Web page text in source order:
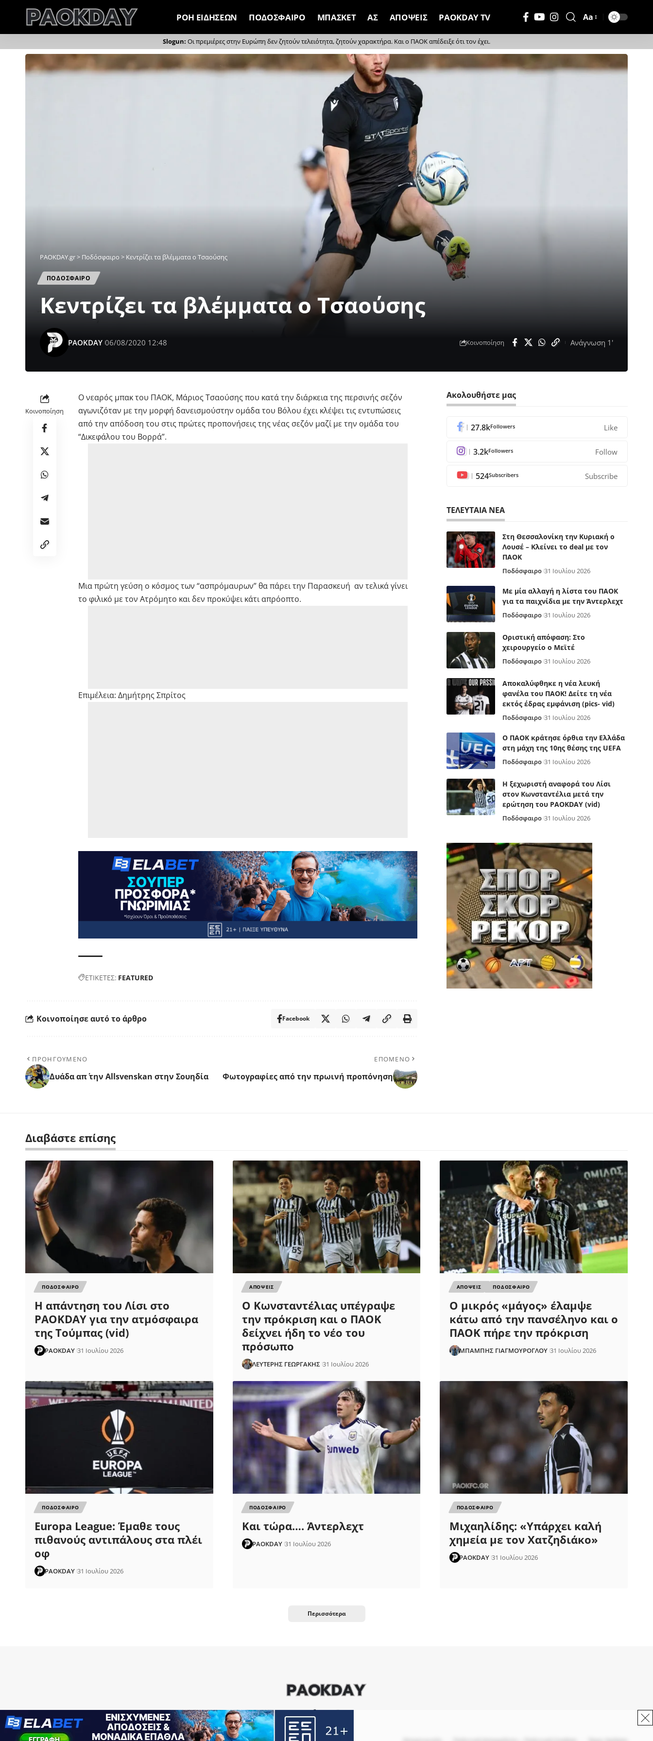
ΡΟΗ ΕΙΔΗΣΕΩΝ ΠΟΔΟΣΦΑΙΡΟ ΜΠΑΣΚΕΤ ΑΣ ΑΠΟΨΕΙΣ PAOKDAY TV
Μέγεθος
Γραμματοσειράς
Aa
Οι πρεμιέρες στην Ευρώπη δεν ζητούν τελειότητα, ζητούν χαρακτήρα. Και ο ΠΑΟΚ απέδειξε ότι τον έχει.
PAOKDAY.gr> Ποδόσφαιρο > Κεντρίζει τα βλέμματα ο Τσαούσης
ΠΟΔΟΣΦΑΙΡΟ
Κεντρίζει τα βλέμματα ο Τσαούσης
PAOKDAY 06/08/2020 12:48 Κοινοποίηση Ανάγνωση 1'
Κοινοποίηση
Ο νεαρός μπακ του ΠΑΟΚ, Μάριος Τσαούσης που κατά την διάρκεια της περσινής σεζόν
αγωνιζόταν με την μορφή δανεισμούστην ομάδα του Βόλου έχει κλέψει τις εντυπώσεις
από την απόδοση του στις πρώτες προπονήσεις της νέας σεζόν μαζί με την ομάδα του
“Δικεφάλου του Βορρά”.
Μια πρώτη γεύση ο κόσμος των “ασπρόμαυρων” θα πάρει την Παρασκευή αν τελικά γίνει
το φιλικό με τον Ατρόμητο και δεν προκύψει κάτι απρόοπτο.
Eπιμέλεια: Δημήτρης Σπρίτος
ΕΤΙΚΕΤΕΣ: FEATURED
Κοινοποίησε αυτό το άρθρο Facebook
ΠΡΟΗΓΟΥΜΕΝΟ
Δυάδα απ΄ την Allsvenskan στην Σουηδία
ΕΠΟΜΕΝΟ
Φωτογραφίες από την πρωινή προπόνηση
Ακολουθήστε μας
27.8kFollowers Like
3.2kFollowers Follow
524Subscribers Subscribe
ΤΕΛΕΥΤΑΙΑ ΝΕΑ
Στη Θεσσαλονίκη την Κυριακή ο
Λουσέ – Κλείνει το deal με τον
ΠΑΟΚ
Ποδόσφαιρο 31 Ιουλίου 2026
Με μία αλλαγή η λίστα του ΠΑΟΚ
για τα παιχνίδια με την Άντερλεχτ
Ποδόσφαιρο 31 Ιουλίου 2026
Οριστική απόφαση: Στο
χειρουργείο ο Μεϊτέ
Ποδόσφαιρο 31 Ιουλίου 2026
Αποκαλύφθηκε η νέα λευκή
φανέλα του ΠΑΟΚ! Δείτε τη νέα
εκτός έδρας εμφάνιση (pics- vid)
Ποδόσφαιρο 31 Ιουλίου 2026
Ο ΠΑΟΚ κράτησε όρθια την Ελλάδα
στη μάχη της 10ης θέσης της UEFA
Ποδόσφαιρο 31 Ιουλίου 2026
Η ξεχωριστή αναφορά του Λίσι
στον Κωνσταντέλια μετά την
ερώτηση του PAOKDAY (vid)
Ποδόσφαιρο 31 Ιουλίου 2026
Διαβάστε επίσης
ΠΟΔΟΣΦΑΙΡΟ
Η απάντηση του Λίσι στο
PAOKDAY για την ατμόσφαιρα
της Τούμπας (vid)
PAOKDAY 31 Ιουλίου 2026
ΑΠΟΨΕΙΣ
Ο Κωνσταντέλιας υπέγραψε
την πρόκριση και ο ΠΑΟΚ
δείχνει ήδη το νέο του
πρόσωπο
ΛΕΥΤΕΡΗΣ ΓΕΩΡΓΑΚΗΣ 31 Ιουλίου 2026
ΑΠΟΨΕΙΣ ΠΟΔΟΣΦΑΙΡΟ
Ο μικρός «μάγος» έλαμψε
κάτω από την πανσέληνο και ο
ΠΑΟΚ πήρε την πρόκριση
ΜΠΑΜΠΗΣ ΓΙΑΓΜΟΥΡΟΓΛΟΥ 31 Ιουλίου 2026
ΠΟΔΟΣΦΑΙΡΟ
Europa League: Έμαθε τους
πιθανούς αντιπάλους στα πλέι
οφ
PAOKDAY 31 Ιουλίου 2026
ΠΟΔΟΣΦΑΙΡΟ
Και τώρα…. Άντερλεχτ
PAOKDAY 31 Ιουλίου 2026
ΠΟΔΟΣΦΑΙΡΟ
Μιχαηλίδης: «Υπάρχει καλή
χημεία με τον Χατζηδιάκο»
PAOKDAY 31 Ιουλίου 2026
Περισσότερα